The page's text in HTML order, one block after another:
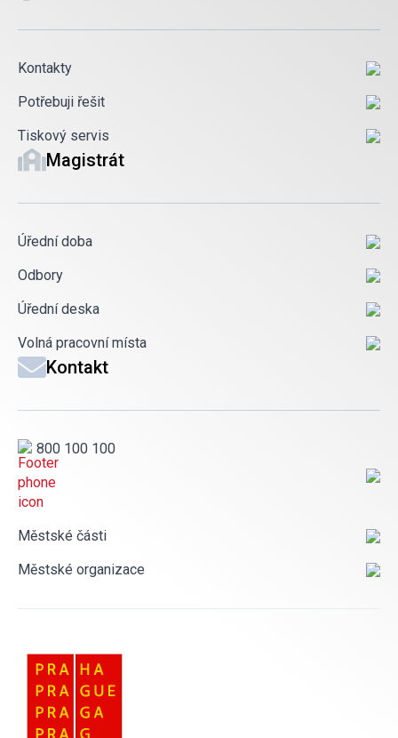
Kontakty
Potřebuji řešit
Tiskový servis
Magistrát
Úřední doba
Odbory
Úřední deska
Volná pracovní místa
Kontakt
800 100 100
Městské části
Městské organizace